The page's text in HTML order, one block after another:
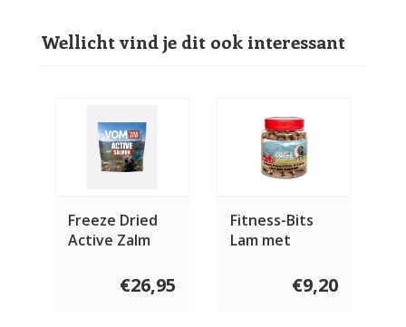
Wellicht vind je dit ook interessant
Freeze Dried
Active Zalm
€26,95
Fitness-Bits
Lam met
€9,20